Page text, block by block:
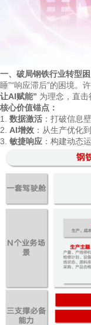
一、破局钢铁行业转型
睡”“响应滞后”的困境。
让AI赋能” 为理念，直
核心价值锚点：
1. 数据激活 ：打破信息
2. AI增效 ：从生产优化
3. 敏捷响应 ：构建动态